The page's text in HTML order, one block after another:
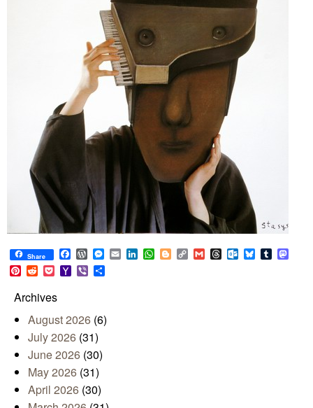
Share Facebook
WordPress
Messenger
EmailLinkedIn
WhatsApp
BloggerCopy
Link
GmailThreadsOutlook.com
BlueskyTumblr
Pinterest
RedditPocketYahoo
Mail
Viber
Archives
August 2026 (6)
July 2026 (31)
June 2026 (30)
May 2026 (31)
April 2026 (30)